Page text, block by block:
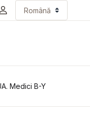
Medici B-Y